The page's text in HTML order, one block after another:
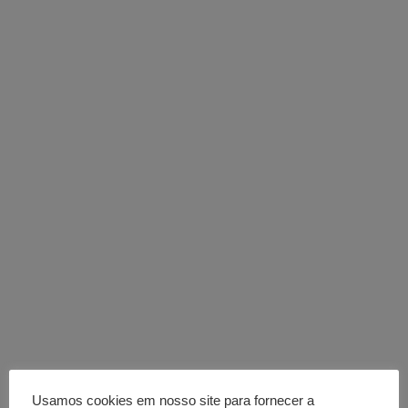
Usamos cookies em nosso site para fornecer a